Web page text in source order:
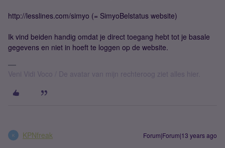
http://lesslines.com/simyo (= SimyoBelstatus website)
Ik vind beiden handig omdat je direct toegang hebt tot je basale
gegevens en niet in hoeft te loggen op de website.
Veni Vidi Voco / De avatar van mijn rechteroog ziet alles hier.
K KPNfreak Forum|Forum|13 years ago